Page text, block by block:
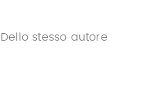
Dello stesso autore